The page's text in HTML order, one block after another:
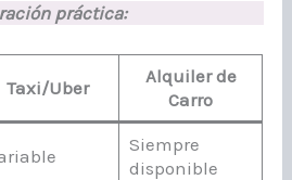
práctica:
Taxi/Uber
Alquiler de
Carro
Siempre
disponible